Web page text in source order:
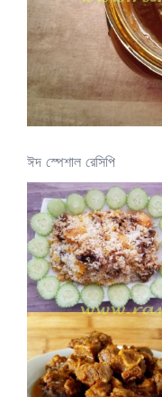
ঈদ স্পেশাল রেসিপি